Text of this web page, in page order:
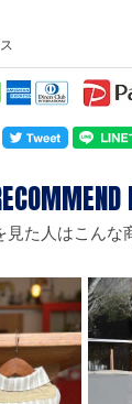
見た人はこんな